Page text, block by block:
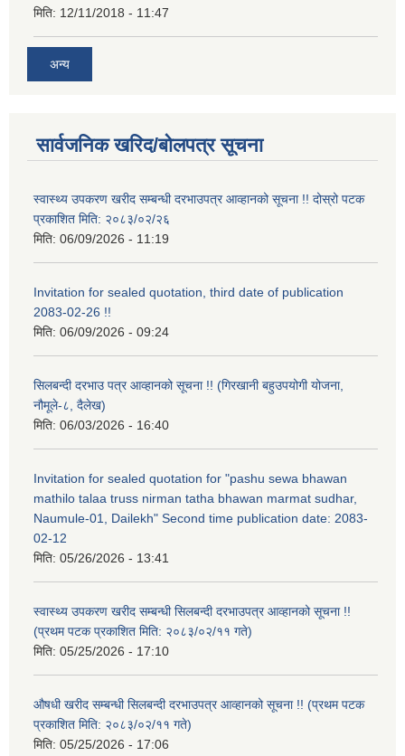
मिति: 12/11/2018 - 11:47
अन्य
सार्वजनिक खरिद/बोलपत्र सूचना
स्वास्थ्य उपकरण खरीद सम्बन्धी दरभाउपत्र आव्हानको सूचना !! दोस्रो पटक
प्रकाशित मिति: २०८३/०२/२६
मिति: 06/09/2026 - 11:19
Invitation for sealed quotation, third date of publication
2083-02-26 !!
मिति: 06/09/2026 - 09:24
सिलबन्दी दरभाउ पत्र आव्हानको सूचना !! (गिरखानी बहुउपयोगी योजना,
नौमूले-८, दैलेख)
मिति: 06/03/2026 - 16:40
Invitation for sealed quotation for "pashu sewa bhawan
mathilo talaa truss nirman tatha bhawan marmat sudhar,
Naumule-01, Dailekh" Second time publication date: 2083-
02-12
मिति: 05/26/2026 - 13:41
स्वास्थ्य उपकरण खरीद सम्बन्धी सिलबन्दी दरभाउपत्र आव्हानको सूचना !!
(प्रथम पटक प्रकाशित मिति: २०८३/०२/११ गते)
मिति: 05/25/2026 - 17:10
औषधी खरीद सम्बन्धी सिलबन्दी दरभाउपत्र आव्हानको सूचना !! (प्रथम पटक
प्रकाशित मिति: २०८३/०२/११ गते)
मिति: 05/25/2026 - 17:06